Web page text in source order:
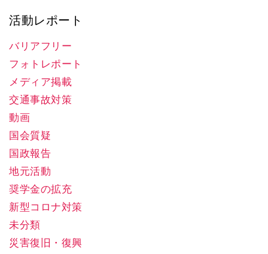
活動レポート
バリアフリー
フォトレポート
メディア掲載
交通事故対策
動画
国会質疑
国政報告
地元活動
奨学金の拡充
新型コロナ対策
未分類
災害復旧・復興